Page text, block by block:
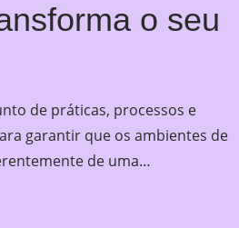
o seu
de práticas, processos e
garantir que os ambientes de
de uma…